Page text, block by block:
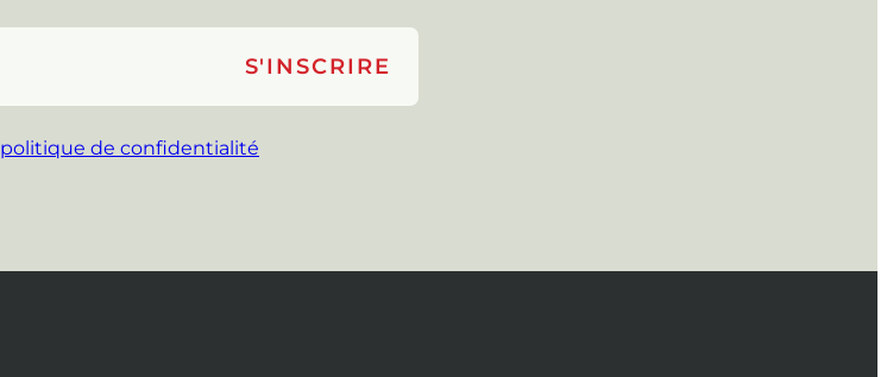
politique de confidentialité